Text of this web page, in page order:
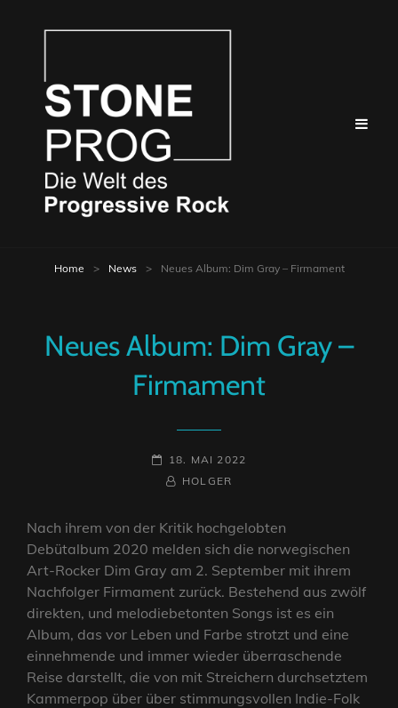
Home > News > Neues Album: Dim Gray – Firmament
Neues Album: Dim Gray –
Firmament
POSTED-
ON
18. MAI 2022
BY
BYLINEHOLGER
Nach ihrem von der Kritik hochgelobten
Debütalbum 2020 melden sich die norwegischen
Art-Rocker Dim Gray am 2. September mit ihrem
Nachfolger Firmament zurück. Bestehend aus zwölf
direkten, und melodiebetonten Songs ist es ein
Album, das vor Leben und Farbe strotzt und eine
einnehmende und immer wieder überraschende
Reise darstellt, die von mit Streichern durchsetztem
Kammerpop über über stimmungsvollen Indie-Folk